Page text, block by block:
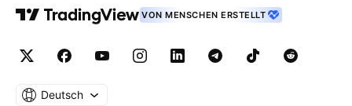
VON MENSCHEN ERSTELLT
Deutsch